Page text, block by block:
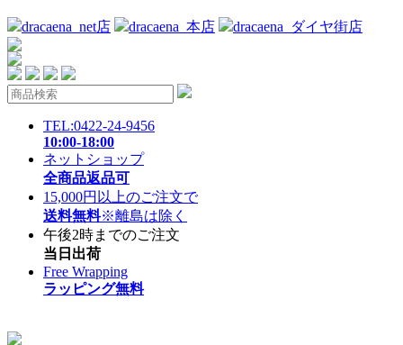
dracaena_net店 dracaena_本店 dracaena_ダイヤ街店
TEL:0422-24-9456
10:00-18:00
ネットショップ
全商品返品可
15,000円以上のご注文で
送料無料※離島は除く
午後2時までのご注文
当日出荷
Free Wrapping
ラッピング無料